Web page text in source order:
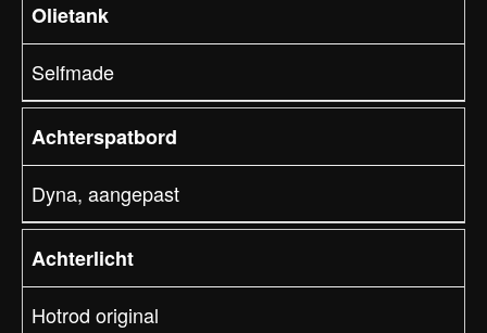
Olietank
Selfmade
Achterspatbord
Dyna, aangepast
Achterlicht
Hotrod original